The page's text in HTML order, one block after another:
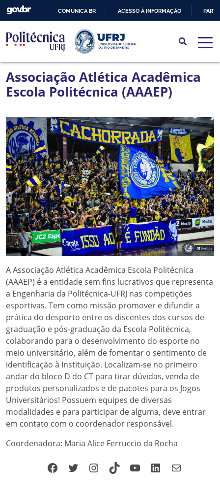
PARA
O
CONTEÚDO
COMUNICA BR ACESSO À INFORMAÇÃO
Associação Atlética Acadêmica
Escola Politécnica (AAAEP)
A Associação Atlética Acadêmica Escola Politécnica
(AAAEP) é a entidade sem fins lucrativos que representa
a Engenharia da Politécnica-UFRJ nas competições
esportivas. Tem como missão promover e difundir a
prática do desporto entre os discentes dos cursos de
graduação e pós-graduação da Escola Politécnica,
colaborando para o desenvolvimento do esporte no
meio universitário, além de fomentar o sentimento de
identificação à Instituição. Localizam-se no primeiro
andar do bloco D do CT para tirar dúvidas, venda de
produtos personalizados e de pacotes para os Jogos
Universitários! Possuem equipes de diversas
modalidades e para participar de alguma, deve entrar
em contato com o coordenador responsável.
Coordenadora: Maria Alice Ferruccio da Rocha
Facebook
TwitterInstagram
TikTokYouTube
LinkedIn
Mail